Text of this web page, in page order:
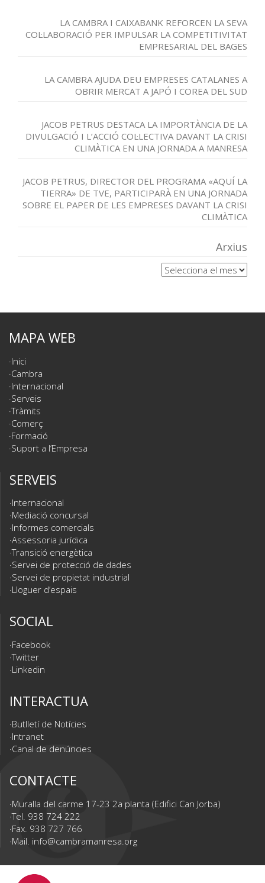
LA CAMBRA I CAIXABANK REFORCEN LA SEVA
COL·LABORACIÓ PER IMPULSAR LA COMPETITIVITAT
EMPRESARIAL DEL BAGES
LA CAMBRA AJUDA DEU EMPRESES CATALANES A
OBRIR MERCAT A JAPÓ I COREA DEL SUD
JACOB PETRUS DESTACA LA IMPORTÀNCIA DE LA
DIVULGACIÓ I L’ACCIÓ COL·LECTIVA DAVANT LA CRISI
CLIMÀTICA EN UNA JORNADA A MANRESA
JACOB PETRUS, DIRECTOR DEL PROGRAMA «AQUÍ LA
TIERRA» DE TVE, PARTICIPARÀ EN UNA JORNADA
SOBRE EL PAPER DE LES EMPRESES DAVANT LA CRISI
CLIMÀTICA
Arxius
Arxius
MAPA WEB
Inici
Cambra
Internacional
Serveis
Tràmits
Comerç
Formació
Suport a l’Empresa
SERVEIS
Internacional
Mediació concursal
Informes comercials
Assessoria jurídica
Transició energètica
Servei de protecció de dades
Servei de propietat industrial
Lloguer d’espais
SOCIAL
Facebook
Twitter
Linkedin
INTERACTUA
Butlletí de Notícies
Intranet
Canal de denúncies
CONTACTE
Muralla del carme 17-23 2a planta (Edifici Can Jorba)
Tel. 938 724 222
Fax. 938 727 766
Mail. info@cambramanresa.org